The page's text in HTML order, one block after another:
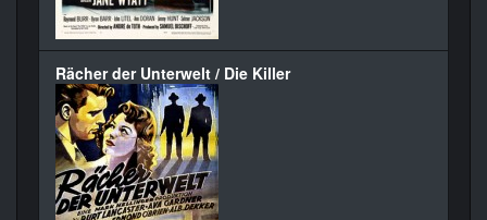
Rächer der Unterwelt / Die Killer